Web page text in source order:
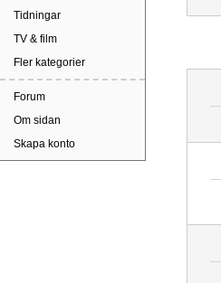
Tidningar
TV & film
Fler kategorier
Forum
Om sidan
Skapa konto